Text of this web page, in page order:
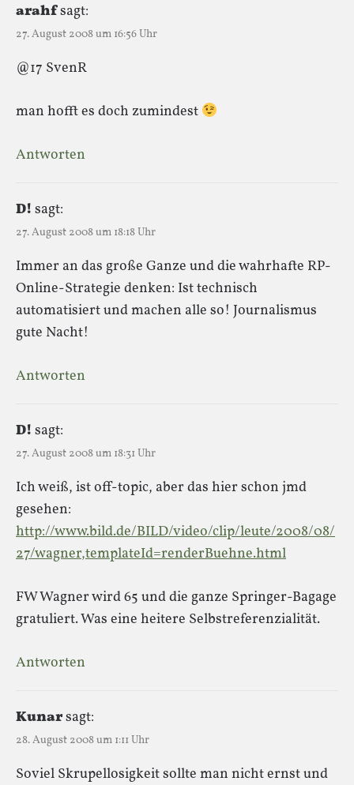
arahfsagt:
27. August 2008 um 16:56 Uhr
@17 SvenR
man hofft es doch zumindest
Antworten
D! sagt:
27. August 2008 um 18:18 Uhr
Immer an das große Ganze und die wahrhafte RP-
Online-Strategie denken: Ist technisch
automatisiert und machen alle so! Journalismus
gute Nacht!
Antworten
D! sagt:
27. August 2008 um 18:31 Uhr
Ich weiß, ist off-topic, aber das hier schon jmd
gesehen:
http://www.bild.de/BILD/video/clip/leute/2008/08/
27/wagner,templateId=renderBuehne.html
FW Wagner wird 65 und die ganze Springer-Bagage
gratuliert. Was eine heitere Selbstreferenzialität.
Antworten
Kunarsagt:
28. August 2008 um 1:11 Uhr
Soviel Skrupellosigkeit sollte man nicht ernst und